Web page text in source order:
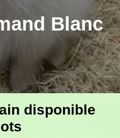
Blanc
disponible